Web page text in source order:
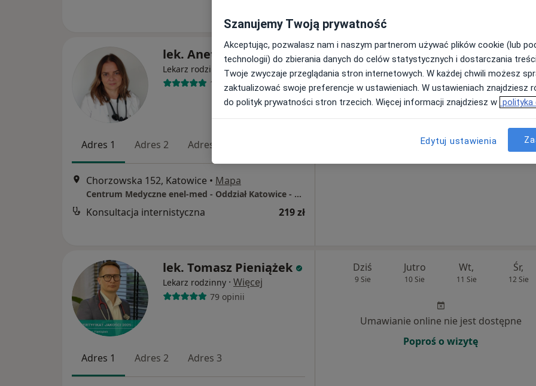
lek. Aneta Korczak
Lekarz rodzinny·Więcej
18 opinii
Adres 1 Adres 2 Adres 3
Chorzowska 152, Katowice • Mapa
Centrum Medyczne enel-med - Oddział Katowice - Chorzowska
Konsultacja internistyczna 219 zł
Dziś Jutro
10 Sie
Wt, Śr,
Umawianie online nie jest dostępne
lek. Tomasz Pieniążek
Lekarz rodzinny · Więcej
79 opinii
Adres 1 Adres 2 Adres 3
Dziś
9 Sie
Jutro
10 Sie
Wt,
11 Sie
Śr,
12 Sie
Umawianie online nie jest dostępne
Poproś o wizytę
Szanujemy Twoją prywatność
Akceptując, pozwalasz nam i naszym partnerom używać plików cookie (lub
technologii) do zbierania danych do celów statystycznych i dostarczania
Twoje zwyczaje przeglądania stron internetowych. W każdej chwili możesz
zaktualizować swoje preferencje w ustawieniach. W ustawieniach znajdziesz
do polityk prywatności stron trzecich. Więcej informacji znajdziesz w polityka
Edytuj ustawienia